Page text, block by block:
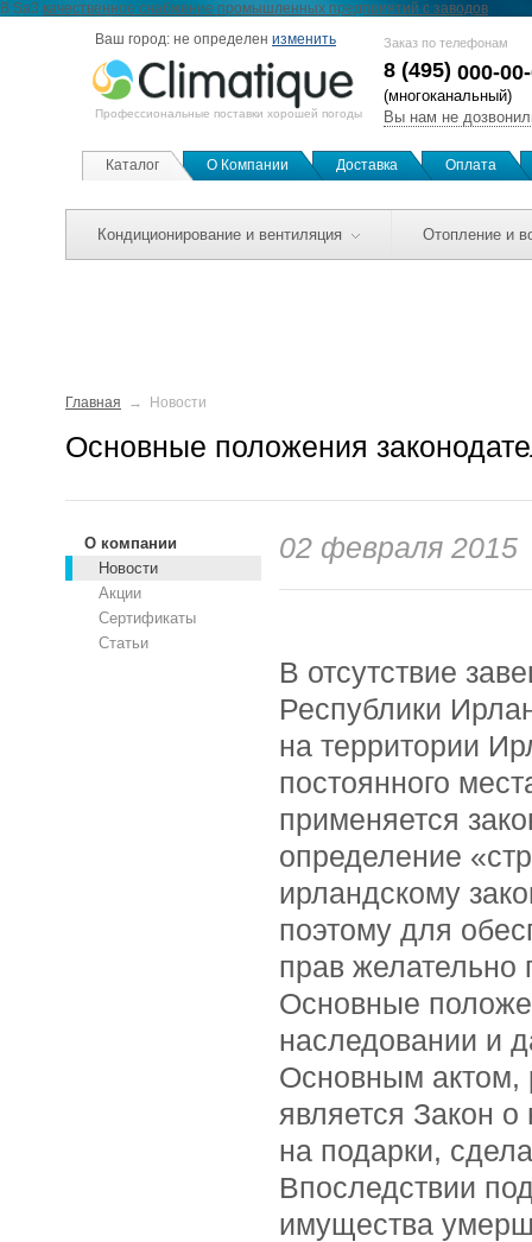
В Sa3 качественное снабжение промышленных предприятий c заводов
Ваш город: не определен изменить
Профессиональные поставки хорошей погоды
Заказ по телефонам
8 (495) 000-
(многоканальный)
Вы нам не
Каталог О Компании Доставка Оплата
Кондиционирование и вентиляция Отопление и
Главная Новости
Основные положения
О компании
Новости
Акции
Сертификаты
Статьи
02 февраля 2015
В отсутствие
Республики
на территории
постоянного
применяется
определение
ирландскому
поэтому для
прав желательно
Основные
наследовании и
Основным актом,
является Закон
на подарки,
Впоследствии
имущества